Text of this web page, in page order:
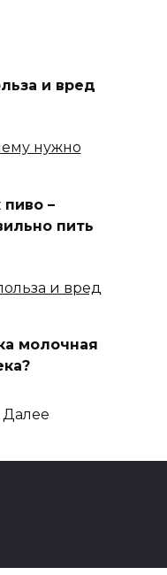
и вред
–
пить
молочная
Далее